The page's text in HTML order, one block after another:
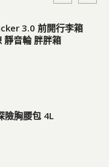
3.0 前開行李箱
靜音輪 胖胖箱
險胸腰包 4L